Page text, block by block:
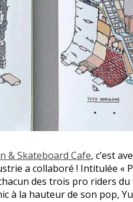
& Skateboard Cafe, c’est
a collaboré ! Intitulée «
des trois pro riders du
à la hauteur de son pop,